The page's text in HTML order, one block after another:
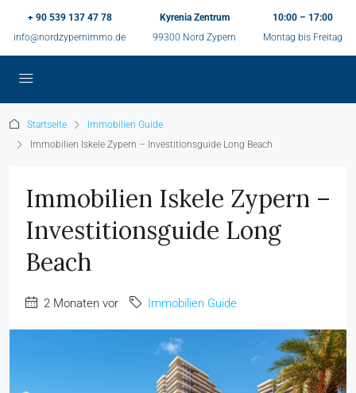
+ 90 539 137 47 78
info@nordzypernimmo.de
Kyrenia Zentrum
99300 Nord Zypern
10:00 – 17:00
Montag bis Freitag
Startseite
Immobilien Guide
Immobilien Iskele Zypern – Investitionsguide Long Beach
Immobilien Iskele Zypern –
Investitionsguide Long
Beach
2 Monaten vor Immobilien Guide